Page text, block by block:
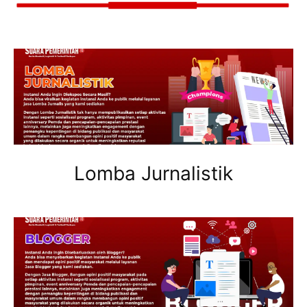
Lomba Jurnalistik